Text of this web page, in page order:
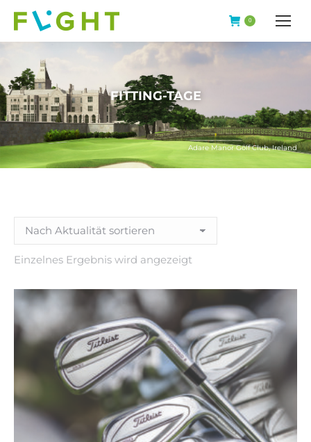
0
FITTING-TAGE
Adare Manor Golf Club, Ireland
Einzelnes Ergebnis wird angezeigt